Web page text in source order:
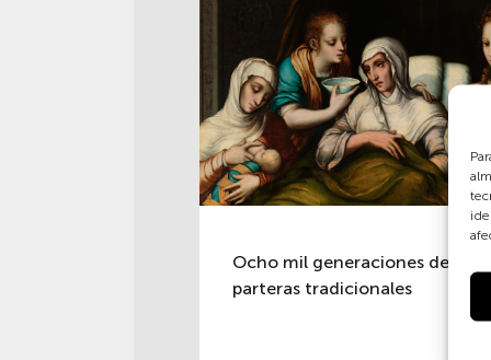
Ocho mil generaciones de
parteras tradicionales